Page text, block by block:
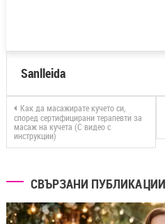
Sanlleida
Как да масажирате кучето си,
според сертифицирани терапевти за
масаж на кучета (С видео с
инструкции)
СВЪРЗАНИ ПУБЛИКАЦИИ